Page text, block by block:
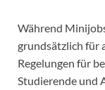
Während
grundsätzlich für
Regelungen für
Studierende und